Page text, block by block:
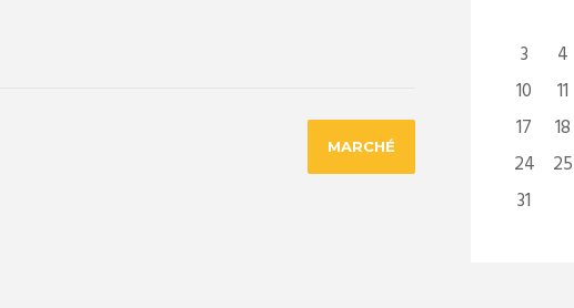
MARCHÉ
3
4
10
11
17
18
24
25
31